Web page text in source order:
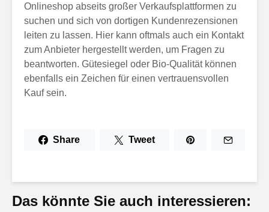
Onlineshop abseits großer Verkaufsplattformen zu
suchen und sich von dortigen Kundenrezensionen
leiten zu lassen. Hier kann oftmals auch ein Kontakt
zum Anbieter hergestellt werden, um Fragen zu
beantworten. Gütesiegel oder Bio-Qualität können
ebenfalls ein Zeichen für einen vertrauensvollen
Kauf sein.
Share Tweet
Das könnte Sie auch interessieren: